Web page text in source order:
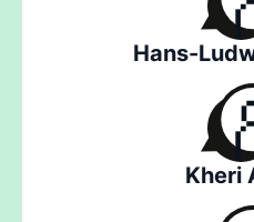
Hans-
Kheri